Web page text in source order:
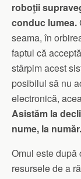
roboţii
conduc lumea.
seama, în
faptul că
stârpim acest
posibilul să nu
electronică,
Asistăm la
nume, la număr.
Omul este
resursele de a